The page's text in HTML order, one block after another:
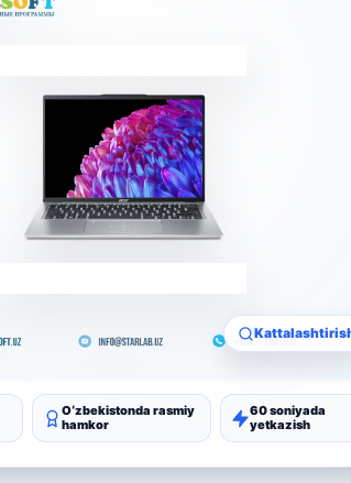
Oʻzbekistonda rasmiy
hamkor
60 soniyada
yetkazish